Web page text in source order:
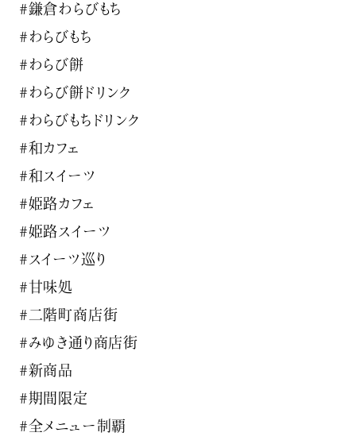
#鎌倉わらびもち
#わらびもち
#わらび餅
#わらび餅ドリンク
#わらびもちドリンク
#和カフェ
#和スイーツ
#姫路カフェ
#姫路スイーツ
#スイーツ巡り
#甘味処
#二階町商店街
#みゆき通り商店街
#新商品
#期間限定
#全メニュー制覇